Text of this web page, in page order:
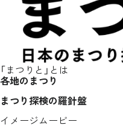
「まつりと」とは
各地のまつり
まつり探検の羅針盤
イメージムービー